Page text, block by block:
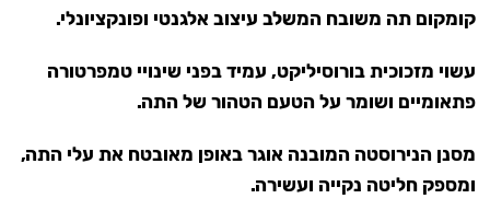
קומקום תה משובח המשלב עיצוב אלגנטי ופונקציונלי.
עשוי מזכוכית בורוסיליקט, עמיד בפני שינויי טמפרטורה
פתאומיים ושומר על הטעם הטהור של התה.
מסנן הנירוסטה המובנה אוגר באופן מאובטח את עלי התה,
ומספק חליטה נקייה ועשירה.